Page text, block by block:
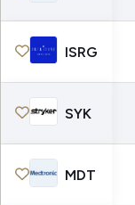
ISRG
SYK
MDT